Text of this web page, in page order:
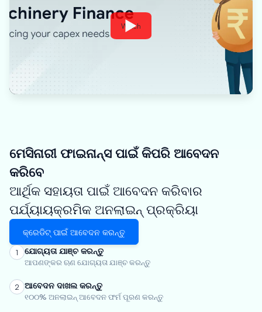
Watch
ମେସିନାରୀ ଫାଇନାନ୍ସ ପାଇଁ କିପରି ଆବେଦନ
କରିବେ
ଆର୍ଥିକ ସହାୟତା ପାଇଁ ଆବେଦନ କରିବାର
ପର୍ଯ୍ୟାୟକ୍ରମିକ ଅନଲାଇନ୍ ପ୍ରକ୍ରିୟା
କ୍ରେଡିଟ୍ ପାଇଁ ଆବେଦନ କରନ୍ତୁ
1 ଯୋଗ୍ୟତା ଯାଞ୍ଚ କରନ୍ତୁ
ଆପଣଙ୍କର ଋଣ ଯୋଗ୍ୟତା ଯାଞ୍ଚ କରନ୍ତୁ
2 ଆବେଦନ ଦାଖଲ କରନ୍ତୁ
୧୦୦% ଅନଲାଇନ୍ ଆବେଦନ ଫର୍ମ ପୂରଣ କରନ୍ତୁ